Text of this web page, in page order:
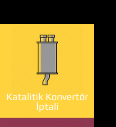
Katalitik Konvertör
İptali